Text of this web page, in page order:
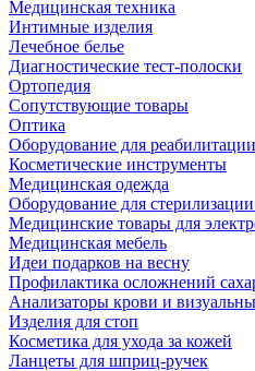
Медицинская техника
Интимные изделия
Лечебное белье
Диагностические тест-полоски
Ортопедия
Сопутствующие товары
Оптика
Оборудование для реабилитации
Косметические инструменты
Медицинская одежда
Оборудование для
Медицинские товары для
Медицинская мебель
Идеи подарков на весну
Профилактика осложнений
Анализаторы крови и
Изделия для стоп
Косметика для ухода за кожей
Ланцеты для шприц-ручек